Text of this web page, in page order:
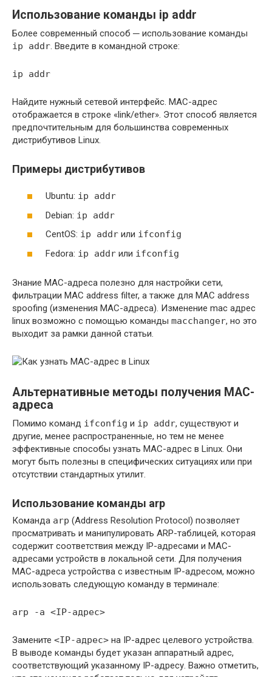
Использование команды ip addr
Более современный способ ─ использование команды
ip addr. Введите в командной строке:
ip addr
Найдите нужный сетевой интерфейс. MAC-адрес
отображается в строке «link/ether». Этот способ является
предпочтительным для большинства современных
дистрибутивов Linux.
Примеры дистрибутивов
Ubuntu: ip addr
Debian: ip addr
CentOS: ip addr или ifconfig
Fedora: ip addr или ifconfig
Знание MAC-адреса полезно для настройки сети,
фильтрации MAC address filter, а также для MAC address
spoofing (изменения MAC-адреса). Изменение mac адрес
linux возможно с помощью команды macchanger, но это
выходит за рамки данной статьи.
Альтернативные методы получения MAC-
адреса
Помимо команд ifconfig и ip addr, существуют и
другие, менее распространенные, но тем не менее
эффективные способы узнать MAC-адрес в Linux. Они
могут быть полезны в специфических ситуациях или при
отсутствии стандартных утилит.
Использование команды arp
Команда arp (Address Resolution Protocol) позволяет
просматривать и манипулировать ARP-таблицей, которая
содержит соответствия между IP-адресами и MAC-
адресами устройств в локальной сети. Для получения
MAC-адреса устройства с известным IP-адресом, можно
использовать следующую команду в терминале:
arp -a <IP-адрес>
Замените <IP-адрес> на IP-адрес целевого устройства.
В выводе команды будет указан аппаратный адрес,
соответствующий указанному IP-адресу. Важно отметить,